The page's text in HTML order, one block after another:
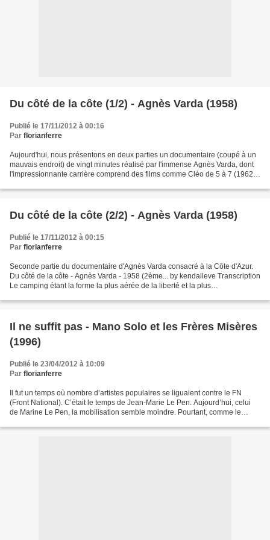
Du côté de la côte (1/2) - Agnès Varda (1958)
Publié le 17/11/2012 à 00:16
Par florianferre
Aujourd'hui, nous présentons en deux parties un documentaire (coupé à un
mauvais endroit) de vingt minutes réalisé par l'immense Agnès Varda, dont
l'impressionnante carrière comprend des films comme Cléo de 5 à 7 (1962)
Du côté de la côte (2/2) - Agnès Varda (1958)
Publié le 17/11/2012 à 00:15
Par florianferre
Seconde partie du documentaire d'Agnès Varda consacré à la Côte d'Azur.
Du côté de la côte - Agnès Varda - 1958 (2ème... by kendalleve Transcription
Le camping étant la forme la plus aérée de la liberté et la plus
Il ne suffit pas - Mano Solo et les Frères Misères
(1996)
Publié le 23/04/2012 à 10:09
Par florianferre
Il fut un temps où nombre d’artistes populaires se liguaient contre le FN
(Front National). C’était le temps de Jean-Marie Le Pen. Aujourd’hui, celui
de Marine Le Pen, la mobilisation semble moindre. Pourtant, comme le